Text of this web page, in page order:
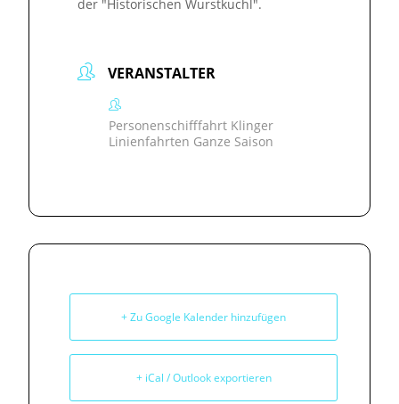
der "Historischen Wurstkuchl".
VERANSTALTER
Personenschifffahrt Klinger
Linienfahrten Ganze Saison
+ Zu Google Kalender hinzufügen
+ iCal / Outlook exportieren